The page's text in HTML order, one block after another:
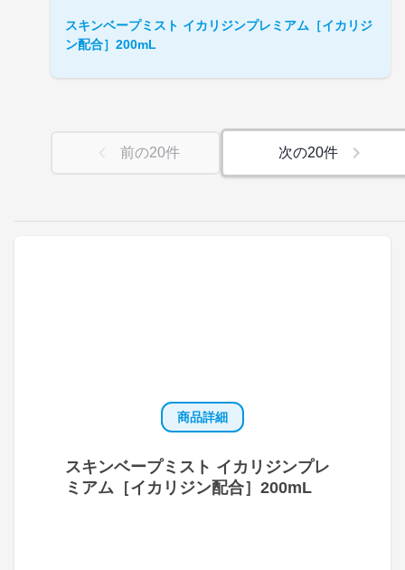
商品詳細
スキンベープミスト イカリジンプレ
ミアム［イカリジン配合］200mL
スキンベープミスト イカリジンプレミアム［イカリジ
ン配合］200mL
前の20件 次の20件